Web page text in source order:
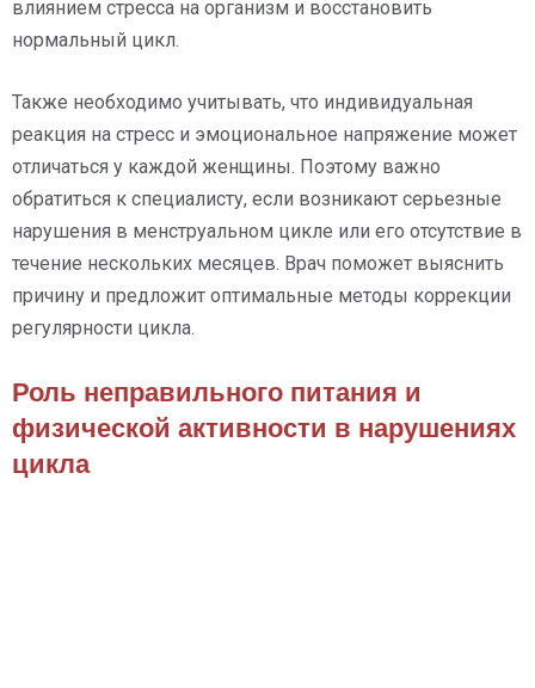
влиянием стресса на организм и восстановить
нормальный цикл.
Также необходимо учитывать, что индивидуальная
реакция на стресс и эмоциональное напряжение может
отличаться у каждой женщины. Поэтому важно
обратиться к специалисту, если возникают серьезные
нарушения в менструальном цикле или его отсутствие в
течение нескольких месяцев. Врач поможет выяснить
причину и предложит оптимальные методы коррекции
регулярности цикла.
Роль неправильного питания и
физической активности в нарушениях
цикла